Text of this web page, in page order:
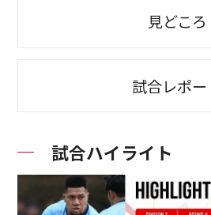
見どころ
試合レポー
試合ハイライト